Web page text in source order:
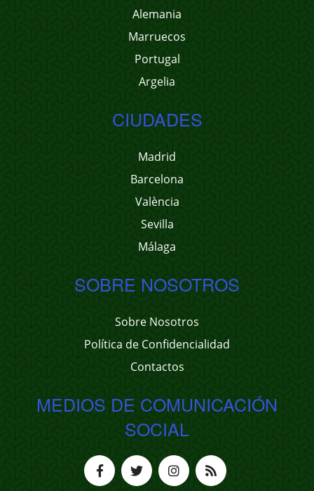
Alemania
Marruecos
Portugal
Argelia
CIUDADES
Madrid
Barcelona
València
Sevilla
Málaga
SOBRE NOSOTROS
Sobre Nosotros
Política de Confidencialidad
Contactos
MEDIOS DE COMUNICACIÓN
SOCIAL